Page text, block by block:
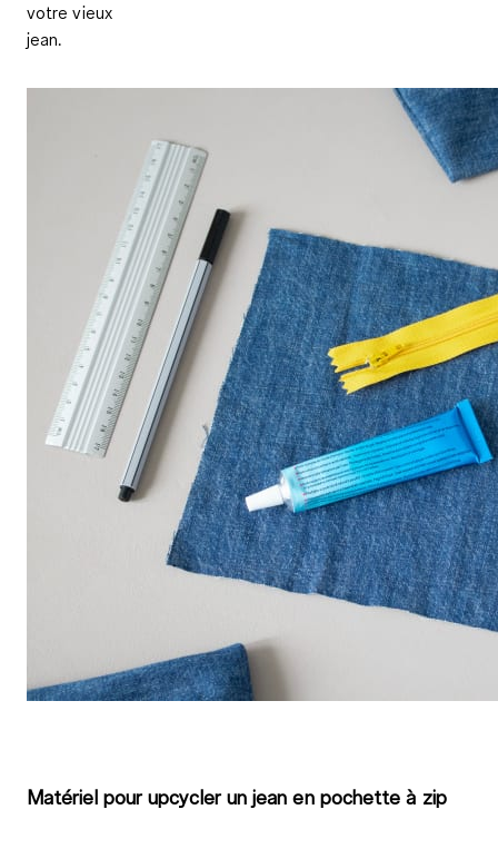
votre vieux
jean.
Matériel pour upcycler un jean en pochette à zip